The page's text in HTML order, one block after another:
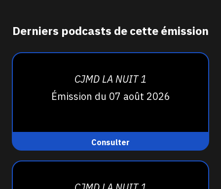
Derniers podcasts de cette émission
CJMD LA NUIT 1
Émission du 07 août 2026
Consulter